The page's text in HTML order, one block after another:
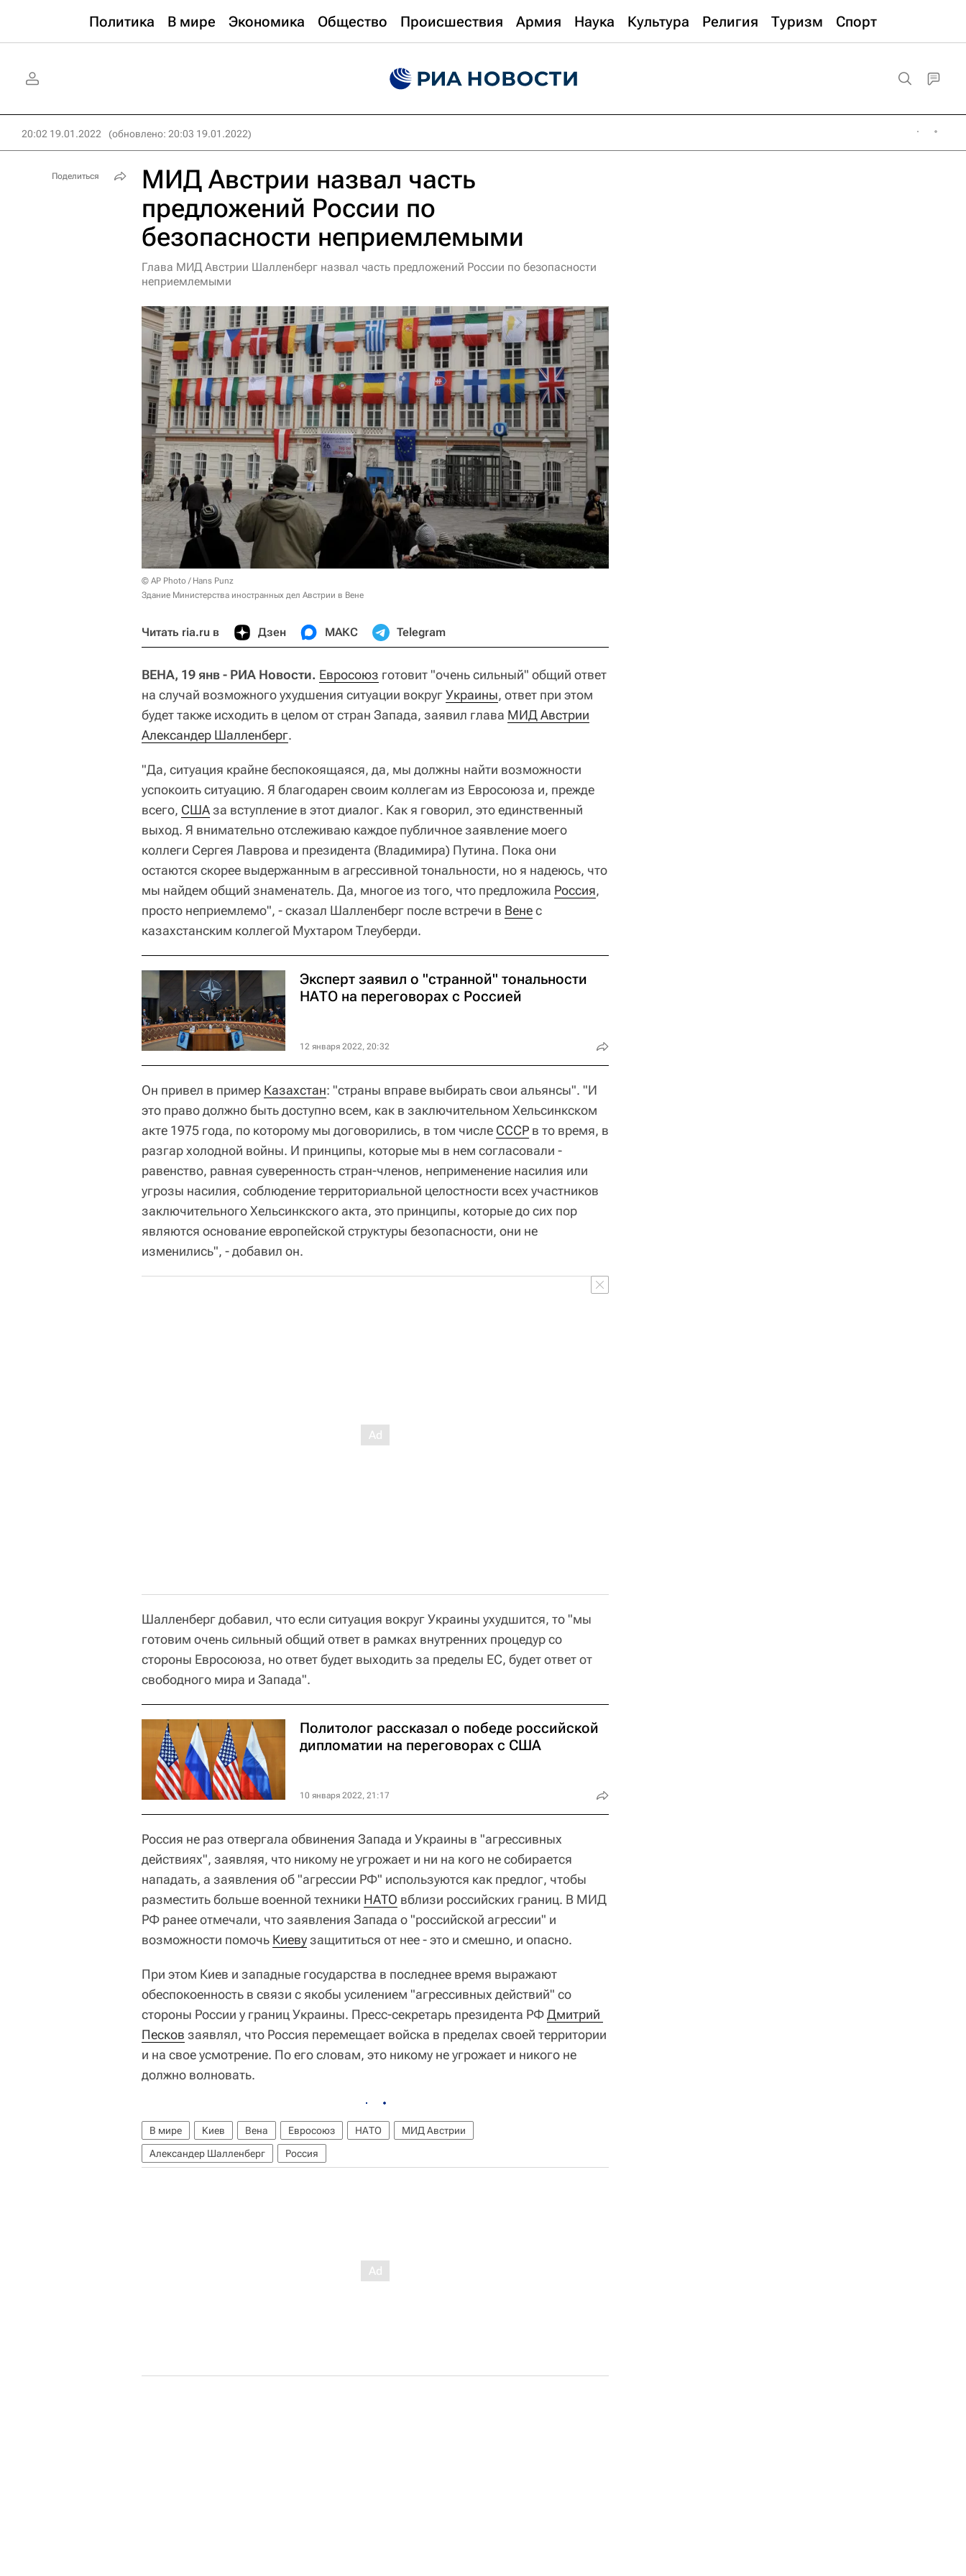
Политика В мире Экономика Общество Происшествия Армия Наука Культура Религия Туризм Спорт
20:02 19.01.2022 (обновлено: 20:03 19.01.2022)
МИД Австрии назвал часть
предложений России по
безопасности неприемлемыми
Глава МИД Австрии Шалленберг назвал часть предложений России по безопасности
неприемлемыми
© AP Photo / Hans Punz
Здание Министерства иностранных дел Австрии в Вене
Читать ria.ru в Дзен МАКС Telegram
ВЕНА, 19 янв - РИА Новости. Евросоюз готовит "очень сильный" общий ответ
на случай возможного ухудшения ситуации вокругУкраины, ответ при этом
будет также исходить в целом от стран Запада, заявил глава МИД Австрии
Александер Шалленберг.
"Да, ситуация крайне беспокоящаяся, да, мы должны найти возможности
успокоить ситуацию. Я благодарен своим коллегам из Евросоюза и, прежде
всего, СШАза вступление в этот диалог. Как я говорил, это единственный
выход. Я внимательно отслеживаю каждое публичное заявление моего
коллеги Сергея Лаврова и президента (Владимира) Путина. Пока они
остаются скорее выдержанным в агрессивной тональности, но я надеюсь, что
мы найдем общий знаменатель. Да, многое из того, что предложила Россия,
просто неприемлемо", - сказал Шалленберг после встречи в Венес
казахстанским коллегой Мухтаром Тлеуберди.
Эксперт заявил о "странной" тональности
НАТО на переговорах с Россией
12 января 2022, 20:32
Он привел в пример Казахстан: "страны вправе выбирать свои альянсы". "И
это право должно быть доступно всем, как в заключительном Хельсинкском
акте 1975 года, по которому мы договорились, в том числе СССР в то время, в
разгар холодной войны. И принципы, которые мы в нем согласовали -
равенство, равная суверенность стран-членов, неприменение насилия или
угрозы насилия, соблюдение территориальной целостности всех участников
заключительного Хельсинкского акта, это принципы, которые до сих пор
являются основание европейской структуры безопасности, они не
изменились", - добавил он.
Шалленберг добавил, что если ситуация вокруг Украины ухудшится, то "мы
готовим очень сильный общий ответ в рамках внутренних процедур со
стороны Евросоюза, но ответ будет выходить за пределы ЕС, будет ответ от
свободного мира и Запада".
Политолог рассказал о победе российской
дипломатии на переговорах с США
10 января 2022, 21:17
Россия не раз отвергала обвинения Запада и Украины в "агрессивных
действиях", заявляя, что никому не угрожает и ни на кого не собирается
нападать, а заявления об "агрессии РФ" используются как предлог, чтобы
разместить больше военной техники НАТО вблизи российских границ. В МИД
РФ ранее отмечали, что заявления Запада о "российской агрессии" и
возможности помочь Киевузащититься от нее - это и смешно, и опасно.
При этом Киев и западные государства в последнее время выражают
обеспокоенность в связи с якобы усилением "агрессивных действий" со
стороны России у границ Украины. Пресс-секретарь президента РФДмитрий
Песков заявлял, что Россия перемещает войска в пределах своей территории
и на свое усмотрение. По его словам, это никому не угрожает и никого не
должно волновать.
В мире Киев Вена Евросоюз НАТО
МИД Австрии
Александер Шалленберг
Россия
Поделиться